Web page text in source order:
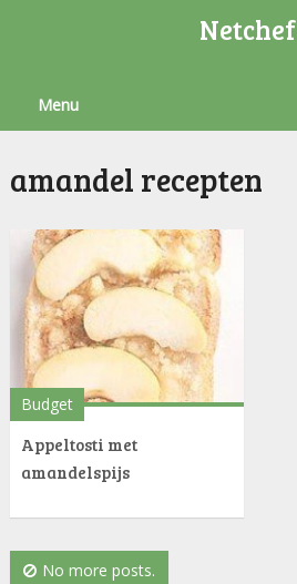
Netchef
Menu
amandel recepten
Budget
Appeltosti met
amandelspijs
No more posts.